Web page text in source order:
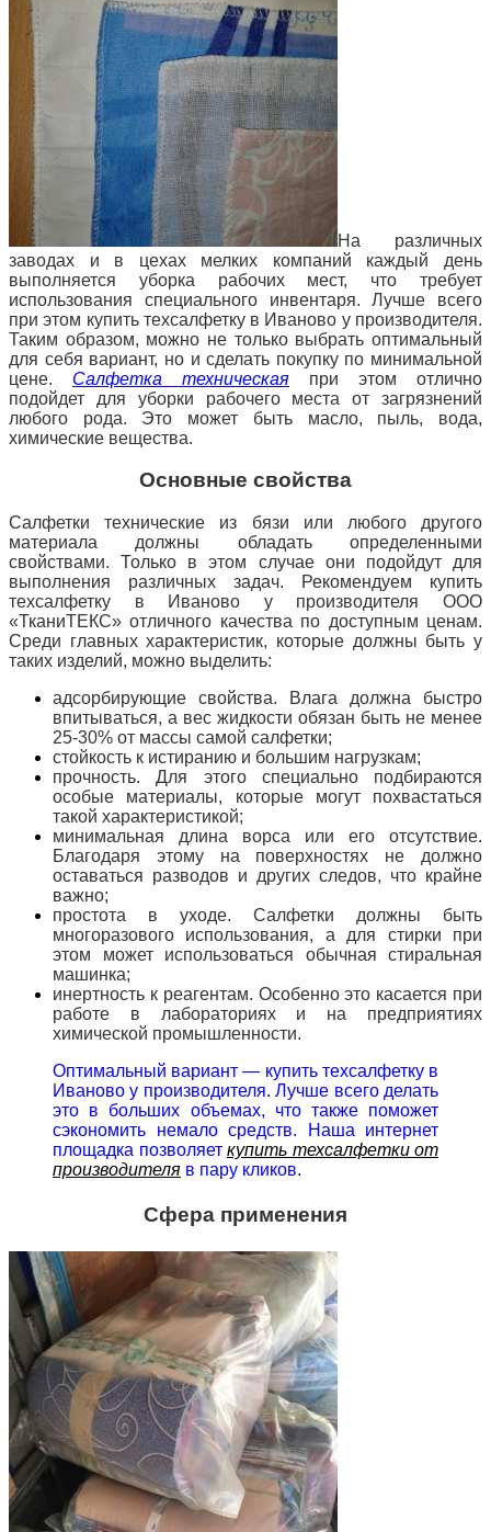
На различных
заводах и в цехах мелких компаний каждый день
выполняется уборка рабочих мест, что требует
использования специального инвентаря. Лучше всего
при этом купить техсалфетку в Иваново у производителя.
Таким образом, можно не только выбрать оптимальный
для себя вариант, но и сделать покупку по минимальной
цене. Салфетка техническая при этом отлично
подойдет для уборки рабочего места от загрязнений
любого рода. Это может быть масло, пыль, вода,
химические вещества.
Основные свойства
Салфетки технические из бязи или любого другого
материала должны обладать определенными
свойствами. Только в этом случае они подойдут для
выполнения различных задач. Рекомендуем купить
техсалфетку в Иваново у производителя ООО
«ТканиТЕКС» отличного качества по доступным ценам.
Среди главных характеристик, которые должны быть у
таких изделий, можно выделить:
адсорбирующие свойства. Влага должна быстро
впитываться, а вес жидкости обязан быть не менее
25-30% от массы самой салфетки;
стойкость к истиранию и большим нагрузкам;
прочность. Для этого специально подбираются
особые материалы, которые могут похвастаться
такой характеристикой;
минимальная длина ворса или его отсутствие.
Благодаря этому на поверхностях не должно
оставаться разводов и других следов, что крайне
важно;
простота в уходе. Салфетки должны быть
многоразового использования, а для стирки при
этом может использоваться обычная стиральная
машинка;
инертность к реагентам. Особенно это касается при
работе в лабораториях и на предприятиях
химической промышленности.
Оптимальный вариант — купить техсалфетку в
Иваново у производителя. Лучше всего делать
это в больших объемах, что также поможет
сэкономить немало средств. Наша интернет
площадка позволяет купить техсалфетки от
производителя в пару кликов.
Сфера применения